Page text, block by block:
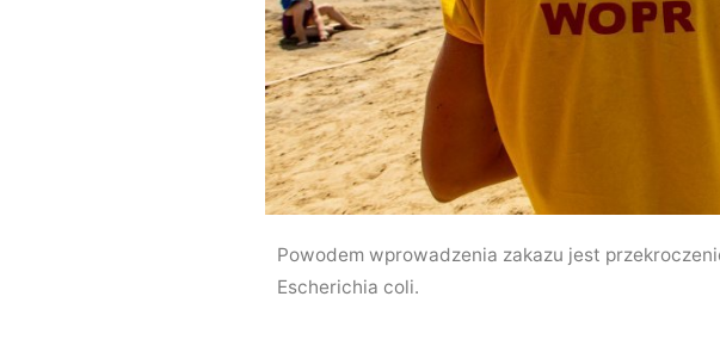
Powodem wprowadzenia zakazu jest
Escherichia coli.